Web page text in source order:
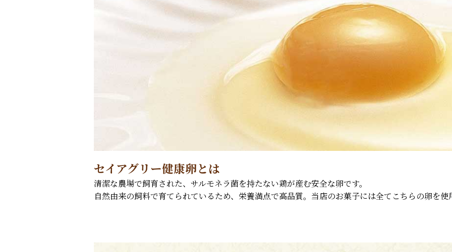
セイアグリー健康卵とは
清潔な農場で飼育された、サルモネラ菌を持たない鶏が産む安全な卵です。
自然由来の飼料で育てられているため、栄養満点で高品質。当店のお菓子には全てこちらの卵を使